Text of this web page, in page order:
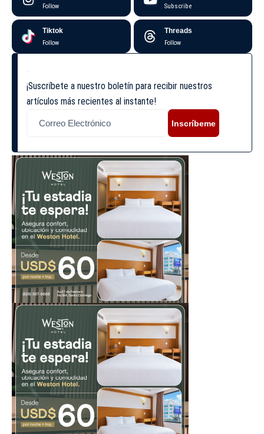
Follow Subscribe
Tiktok
Follow
Threads
Follow
¡Suscríbete a nuestro boletín para recibir nuestros
artículos más recientes al instante!
Inscríbeme